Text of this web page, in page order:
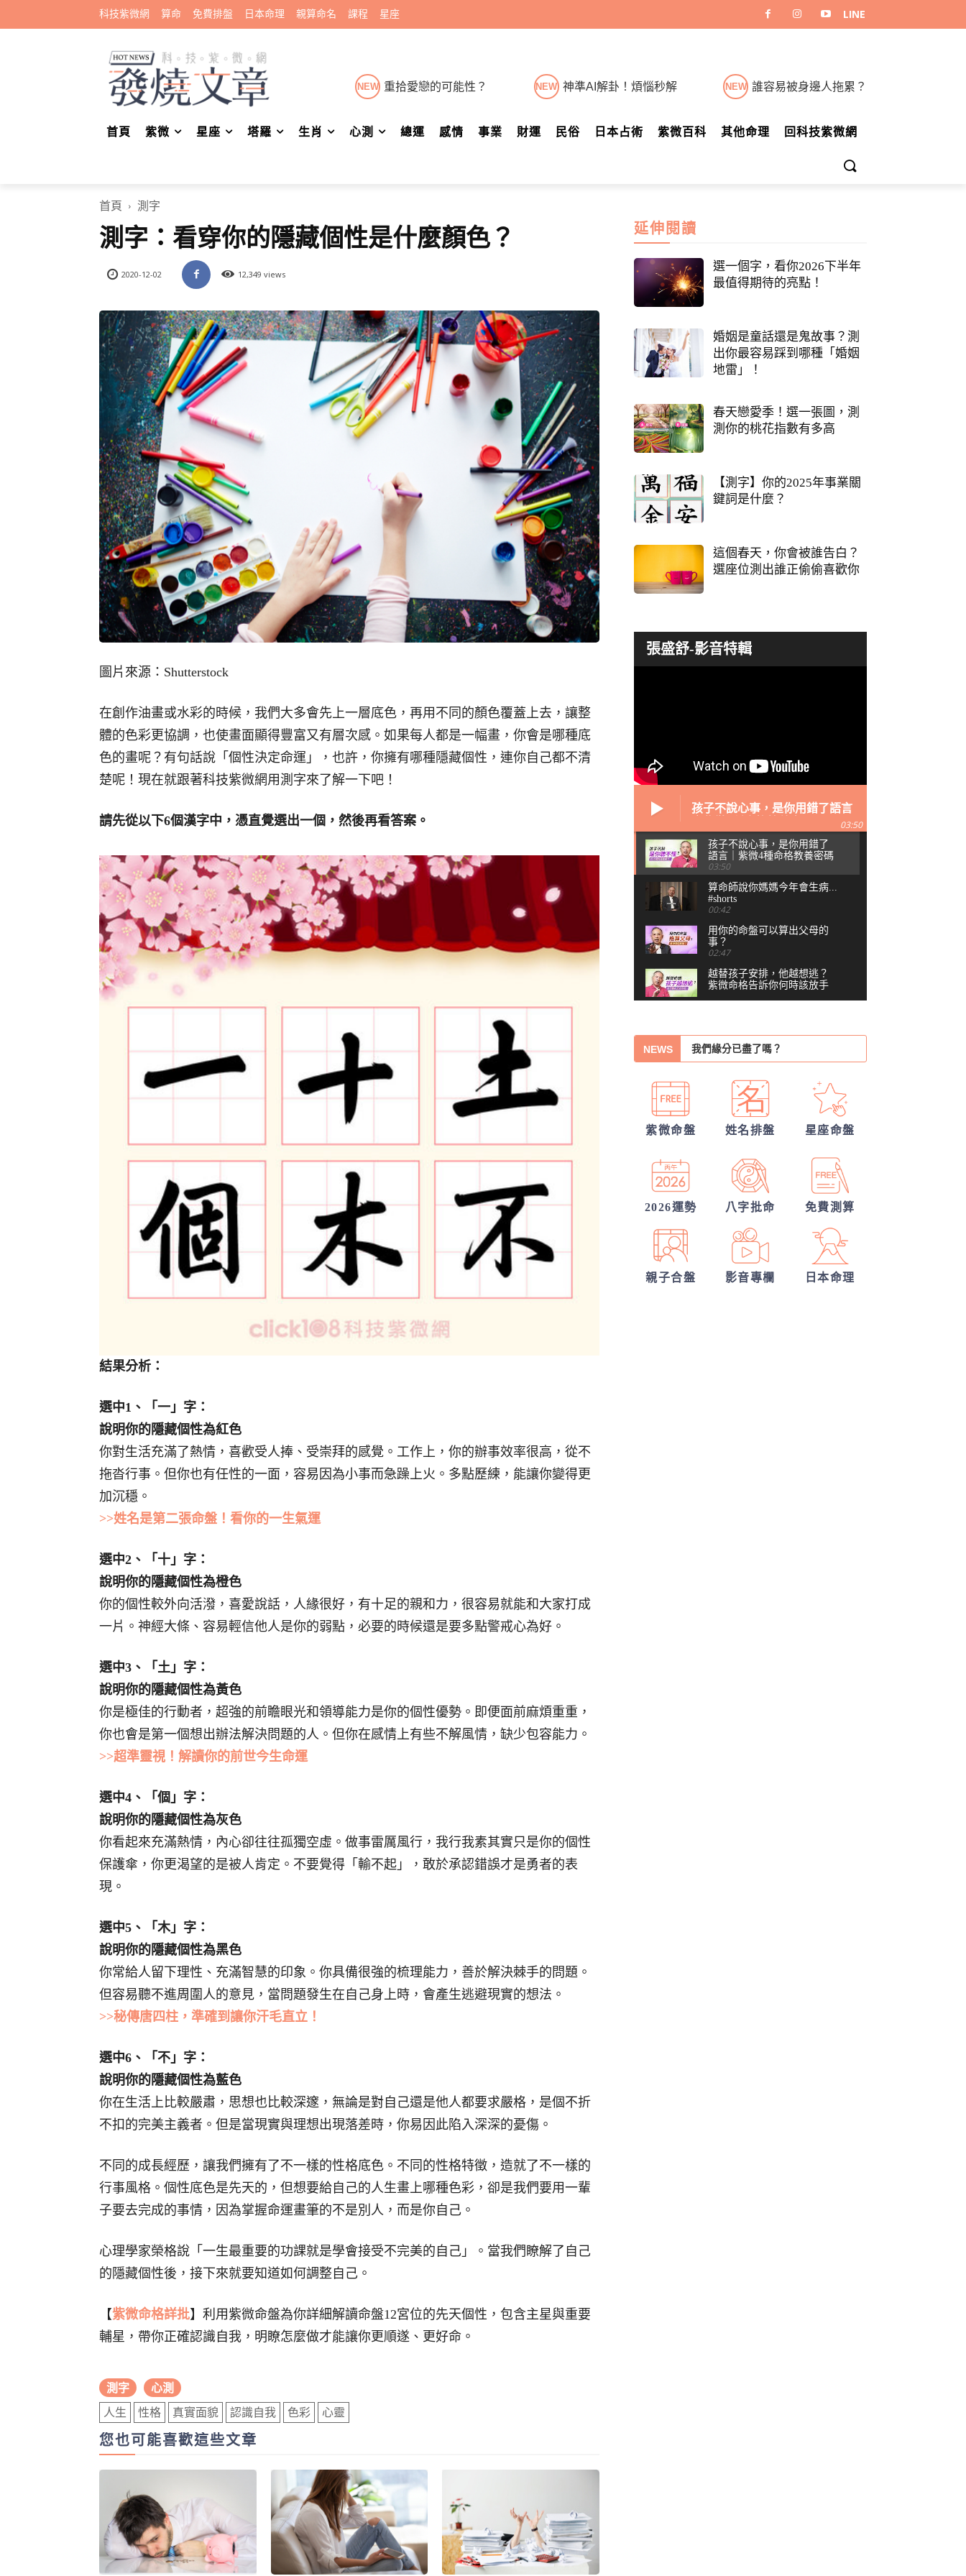
科技紫微網 算命 免費排盤 日本命理 親算命名 課程 星座
NEW 重拾愛戀的可能性？ NEW 神準AI解卦！煩惱秒解 NEW 誰容易被身邊人拖累？
首頁 紫微 星座 塔羅 生肖 心測 總運 感情 事業 財運 民俗 日本占術 紫微百科 其他命理 回科技紫微網
首頁 測字
測字：看穿你的隱藏個性是什麼顏色？
2020-12-02 12,349 views
圖片來源：Shutterstock
在創作油畫或水彩的時候，我們大多會先上一層底色，再用不同的顏色覆蓋上去，讓整
體的色彩更協調，也使畫面顯得豐富又有層次感。如果每人都是一幅畫，你會是哪種底
色的畫呢？有句話說「個性決定命運」，也許，你擁有哪種隱藏個性，連你自己都不清
楚呢！現在就跟著科技紫微網用測字來了解一下吧！
請先從以下6個漢字中，憑直覺選出一個，然後再看答案。
結果分析：
選中1、「一」字：
說明你的隱藏個性為紅色
你對生活充滿了熱情，喜歡受人捧、受崇拜的感覺。工作上，你的辦事效率很高，從不
拖沓行事。但你也有任性的一面，容易因為小事而急躁上火。多點歷練，能讓你變得更
加沉穩。
>>姓名是第二張命盤！看你的一生氣運
選中2、「十」字：
說明你的隱藏個性為橙色
你的個性較外向活潑，喜愛說話，人緣很好，有十足的親和力，很容易就能和大家打成
一片。神經大條、容易輕信他人是你的弱點，必要的時候還是要多點警戒心為好。
選中3、「土」字：
說明你的隱藏個性為黃色
你是極佳的行動者，超強的前瞻眼光和領導能力是你的個性優勢。即便面前麻煩重重，
你也會是第一個想出辦法解決問題的人。但你在感情上有些不解風情，缺少包容能力。
>>超準靈視！解讀你的前世今生命運
選中4、「個」字：
說明你的隱藏個性為灰色
你看起來充滿熱情，內心卻往往孤獨空虛。做事雷厲風行，我行我素其實只是你的個性
保護傘，你更渴望的是被人肯定。不要覺得「輸不起」，敢於承認錯誤才是勇者的表
現。
選中5、「木」字：
說明你的隱藏個性為黑色
你常給人留下理性、充滿智慧的印象。你具備很強的梳理能力，善於解決棘手的問題。
但容易聽不進周圍人的意見，當問題發生在自己身上時，會產生逃避現實的想法。
>>秘傳唐四柱，準確到讓你汗毛直立！
選中6、「不」字：
說明你的隱藏個性為藍色
你在生活上比較嚴肅，思想也比較深邃，無論是對自己還是他人都要求嚴格，是個不折
不扣的完美主義者。但是當現實與理想出現落差時，你易因此陷入深深的憂傷。
不同的成長經歷，讓我們擁有了不一樣的性格底色。不同的性格特徵，造就了不一樣的
行事風格。個性底色是先天的，但想要給自己的人生畫上哪種色彩，卻是我們要用一輩
子要去完成的事情，因為掌握命運畫筆的不是別人，而是你自己。
心理學家榮格說「一生最重要的功課就是學會接受不完美的自己」。當我們瞭解了自己
的隱藏個性後，接下來就要知道如何調整自己。
【紫微命格詳批】利用紫微命盤為你詳細解讀命盤12宮位的先天個性，包含主星與重要
輔星，帶你正確認識自我，明瞭怎麼做才能讓你更順遂、更好命。
測字 心測
人生 性格 真實面貌 認識自我 色彩 心靈
您也可能喜歡這些文章
延伸閱讀
選一個字，看你2026下半年
最值得期待的亮點！
婚姻是童話還是鬼故事？測
出你最容易踩到哪種「婚姻
地雷」！
春天戀愛季！選一張圖，測
測你的桃花指數有多高
【測字】你的2025年事業關
鍵詞是什麼？
這個春天，你會被誰告白？
選座位測出誰正偷偷喜歡你
張盛舒-影音特輯
孩子不說心事，是你用錯了語言
03:50
孩子不說心事，是你用錯了
語言｜紫微4種命格教養密碼
03:50
算命師說你媽媽今年會生病...
#shorts
00:42
用你的命盤可以算出父母的
事？
02:47
越替孩子安排，他越想逃？
紫微命格告訴你何時該放手
00:41
習慣把累往肚子裡吞？最難
越努力越燒光自己？你的天
賦可能用過頭了 #shorts
00:40
顆星，常燒光自己
40歲，人生努力全部歸零
——我打開命盤，看到了什
麼？
04:51
一張命盤，算出你全家？
#shorts
NEWS
他的戀愛意圖全洞悉
你們前世是哪種星宿關係？今生有好結
我們的未來已註定?
錢途低迷！如何翻身轉運？揭開你的發
財大運
張盛舒大師，詳批你的一生命運！
你們的命盤合嗎？適合當夫妻？批婚配
紫微命盤 姓名排盤 星座命盤
2026運勢 八字批命 免費測算
親子合盤 影音專欄 日本命理